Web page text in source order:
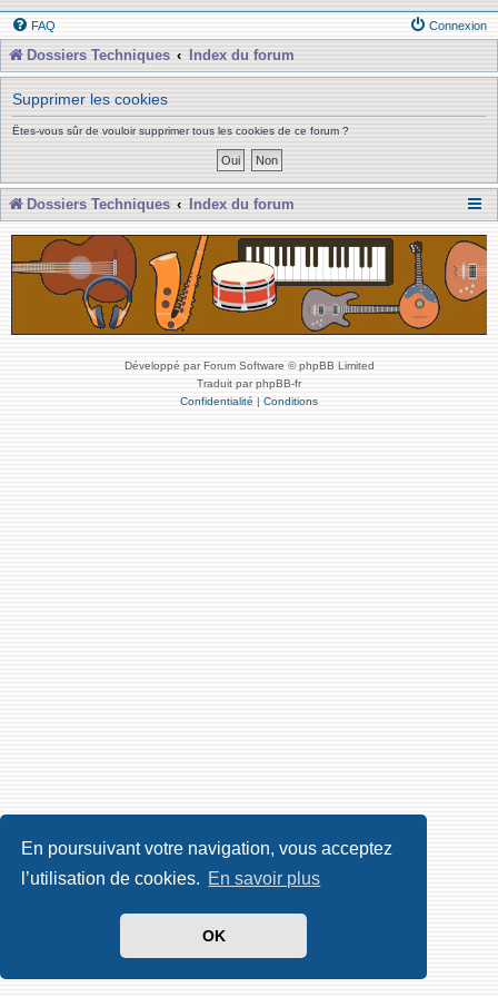
En poursuivant votre navigation, vous acceptez
l’utilisation de cookies. En savoir plus
OK
FAQ Connexion
Dossiers Techniques Index du forum
Supprimer les cookies
Êtes-vous sûr de vouloir supprimer tous les cookies de ce forum ?
Dossiers Techniques Index du forum
Développé par Forum Software © phpBB Limited
Traduit par phpBB-fr
Confidentialité | Conditions